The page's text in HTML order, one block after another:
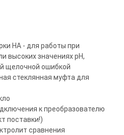
HA - для работы при
высоких значениях pH,
щелочной ошибкой
стеклянная муфта для
к преобразователю
поставки!)
сравнения